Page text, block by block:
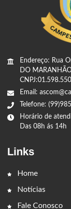
Endereço: Rua
DO
Email:
Telefone:
Horário de
Das 08h ás 14h
Links
Home
Notícias
Fale Conosco